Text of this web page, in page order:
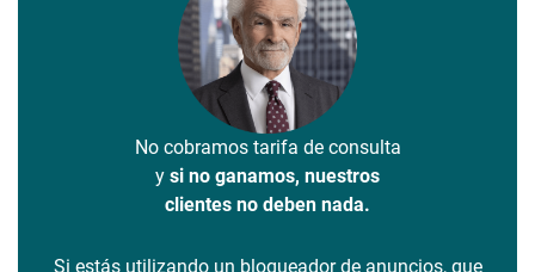
No cobramos tarifa de consulta
y si no ganamos, nuestros
clientes no deben nada.
Si estás utilizando un bloqueador de anuncios, que